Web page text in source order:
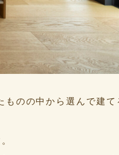
のの中から選んで建て